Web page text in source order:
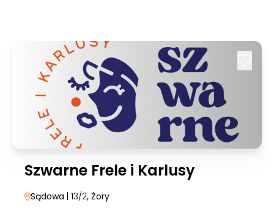
Szwarne Frele i Karlusy
Sądowa | 13/2, Żory